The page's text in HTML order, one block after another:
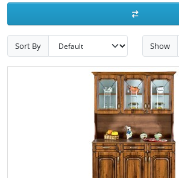
Sort By Show